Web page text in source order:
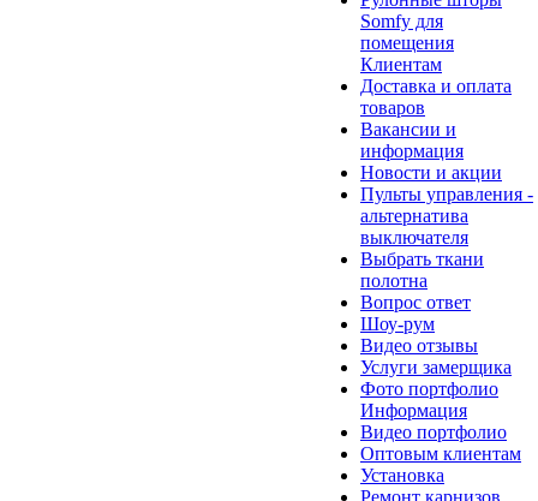
Somfy для
помещения
Клиентам
Доставка и оплата
товаров
Вакансии и
информация
Новости и акции
Пульты управления -
альтернатива
выключателя
Выбрать ткани
полотна
Вопрос ответ
Шоу-рум
Видео отзывы
Услуги замерщика
Фото портфолио
Информация
Видео портфолио
Оптовым клиентам
Установка
Ремонт карнизов